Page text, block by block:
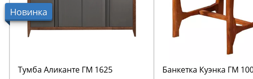
Новинка
Тумба Аликанте ГМ 1625 Банкетка Куэнка ГМ